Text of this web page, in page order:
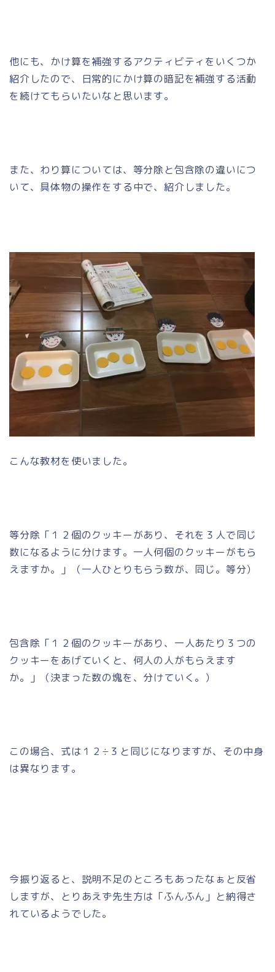
他にも、かけ算を補強するアクティビティをいくつか
紹介したので、日常的にかけ算の暗記を補強する活動
を続けてもらいたいなと思います。
また、わり算については、等分除と包含除の違いにつ
いて、具体物の操作をする中で、紹介しました。
こんな教材を使いました。
等分除「１２個のクッキーがあり、それを３人で同じ
数になるように分けます。一人何個のクッキーがもら
えますか。」（一人ひとりもらう数が、同じ。等分）
包含除「１２個のクッキーがあり、一人あたり３つの
クッキーをあげていくと、何人の人がもらえます
か。」（決まった数の塊を、分けていく。）
この場合、式は１２÷３と同じになりますが、その中身
は異なります。
今振り返ると、説明不足のところもあったなぁと反省
しますが、とりあえず先生方は「ふんふん」と納得さ
れているようでした。